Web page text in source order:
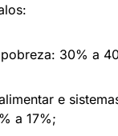
30% a
e
a 17%;